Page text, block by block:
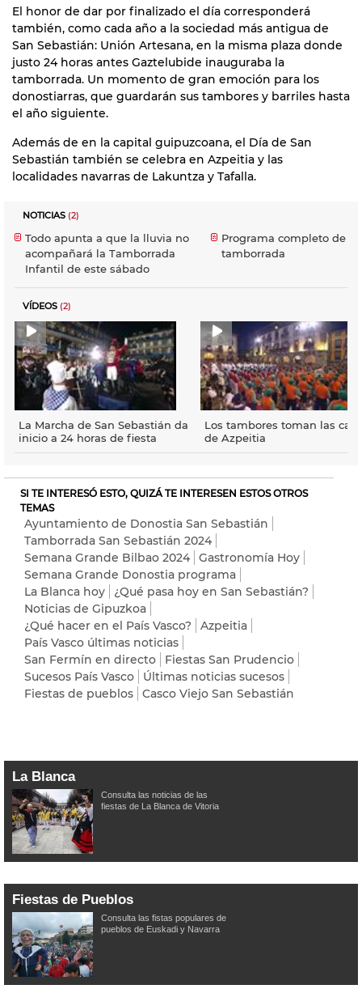
El honor de dar por finalizado el día corresponderá
también, como cada año a la sociedad más antigua de
San Sebastián: Unión Artesana, en la misma plaza donde
justo 24 horas antes Gaztelubide inauguraba la
tamborrada. Un momento de gran emoción para los
donostiarras, que guardarán sus tambores y barriles hasta
el año siguiente.
Además de en la capital guipuzcoana, el Día de San
Sebastián también se celebra en Azpeitia y las
localidades navarras de Lakuntza y Tafalla.
NOTICIAS (2)
Todo apunta a que la lluvia no
acompañará la Tamborrada
Infantil de este sábado
Programa completo de la
tamborrada
VÍDEOS (2)
La Marcha de San Sebastián da
inicio a 24 horas de fiesta
Los tambores toman las
de Azpeitia
SI TE INTERESÓ ESTO, QUIZÁ TE INTERESEN ESTOS OTROS
TEMAS
Ayuntamiento de Donostia San Sebastián
Tamborrada San Sebastián 2024
Semana Grande Bilbao 2024
Gastronomía Hoy
Semana Grande Donostia programa
La Blanca hoy
¿Qué pasa hoy en San Sebastián?
Noticias de Gipuzkoa
¿Qué hacer en el País Vasco?
Azpeitia
País Vasco últimas noticias
San Fermín en directo
Fiestas San Prudencio
Sucesos País Vasco
Últimas noticias sucesos
Fiestas de pueblos
Casco Viejo San Sebastián
La Blanca
Consulta las noticias de las
fiestas de La Blanca de Vitoria
Fiestas de Pueblos
Consulta las fistas populares de
pueblos de Euskadi y Navarra